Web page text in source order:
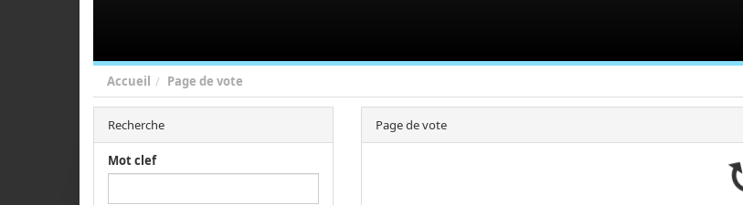
Accueil Page de vote
Recherche
Mot clef
Page de vote